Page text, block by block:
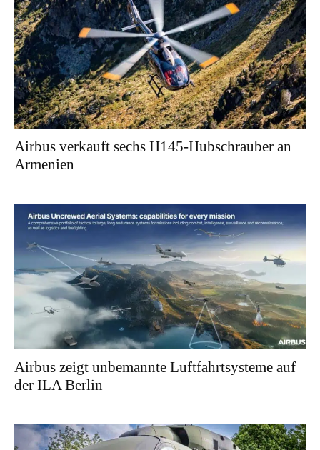
Airbus verkauft sechs H145-Hubschrauber an
Armenien
Airbus zeigt unbemannte Luftfahrtsysteme auf
der ILA Berlin